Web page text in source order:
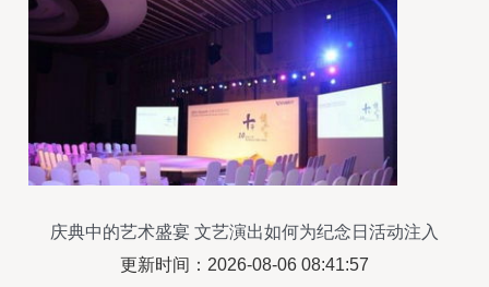
庆典中的艺术盛宴 文艺演出如何为纪念日活动注入
灵魂
更新时间：2026-08-06 08:41:57